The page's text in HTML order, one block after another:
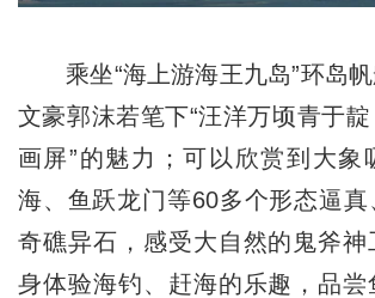
乘坐“海上游海王九岛”环岛帆
文豪郭沫若笔下“汪洋万顷青于靛
画屏”的魅力；可以欣赏到大象
海、鱼跃龙门等60多个形态逼
奇礁异石，感受大自然的鬼斧神
身体验海钓、赶海的乐趣，品尝